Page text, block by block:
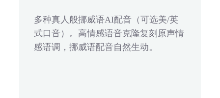
多种真人般挪威语AI配音（可选美/英
式口音）。高情感语音克隆复刻原声情
感语调，挪威语配音自然生动。